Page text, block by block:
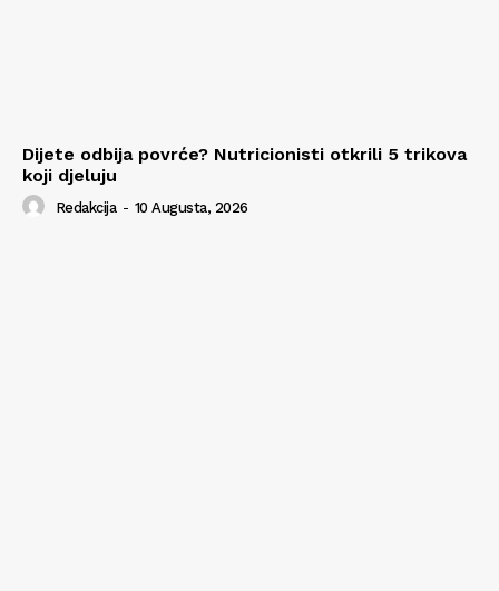
Dijete odbija povrće? Nutricionisti otkrili 5 trikova
koji djeluju
Redakcija - 10 Augusta, 2026